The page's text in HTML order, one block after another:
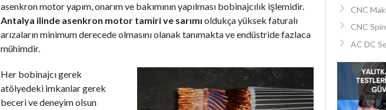
asenkron motor yapım, onarım ve bakımının yapılması bobinajcılık işlemidir.
Antalya ilinde asenkron motor tamiri ve sarımı oldukça yüksek faturalı
arızaların minimum derecede olmasını olanak tanımakta ve endüstride fazlaca
mühimdir.
Her bobinajcı gerek
atölyedeki imkanlar gerek
beceri ve deneyim olsun
CNC
CNC
AC DC